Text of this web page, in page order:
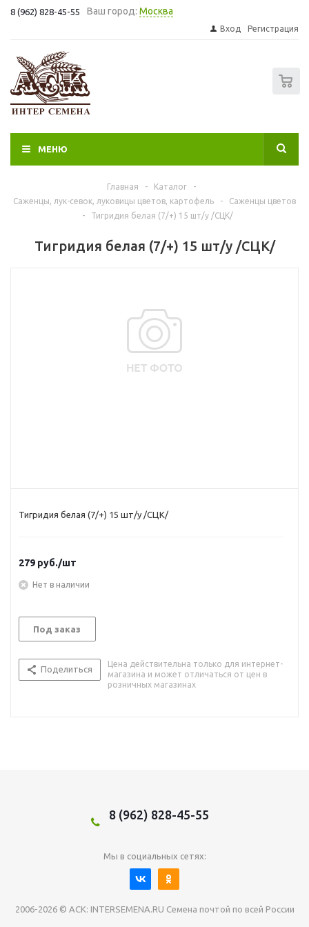
8 (962) 828-45-55 Ваш город: Москва
Вход Регистрация
МЕНЮ
Главная - Каталог
-
Саженцы, лук-севок, луковицы цветов, картофель
-
Саженцы цветов
-
Тигридия белая (7/+) 15 шт/у /СЦК/
Тигридия белая (7/+) 15 шт/у /СЦК/
Тигридия белая (7/+) 15 шт/у /СЦК/
279 руб./шт
Нет в наличии
Под заказ
Поделиться
Цена действительна только для интернет-
магазина и может отличаться от цен в
розничных магазинах
8 (962) 828-45-55
Мы в социальных сетях:
2006-2026 © АСК: INTERSEMENA.RU Семена почтой по всей России